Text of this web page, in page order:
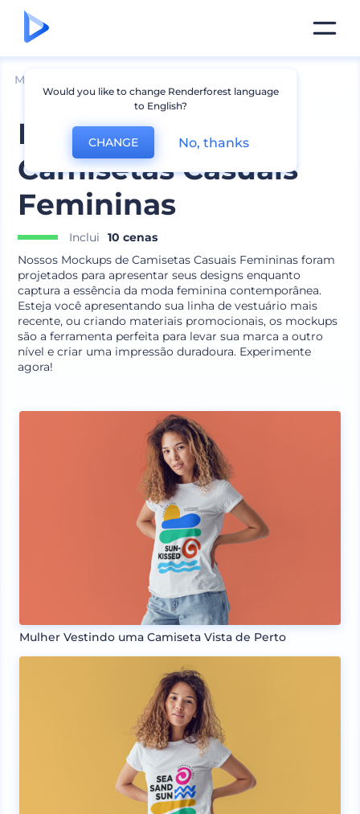
Mockups
Mockups de
Camisetas Casuais
Femininas
Inclui
10 cenas
Nossos Mockups de Camisetas Casuais Femininas foram
projetados para apresentar seus designs enquanto
captura a essência da moda feminina contemporânea.
Esteja você apresentando sua linha de vestuário mais
recente, ou criando materiais promocionais, os mockups
são a ferramenta perfeita para levar sua marca a outro
nível e criar uma impressão duradoura. Experimente
agora!
Mulher Vestindo uma Camiseta Vista de Perto
Would you like to change Renderforest language
to English?
CHANGE No, thanks